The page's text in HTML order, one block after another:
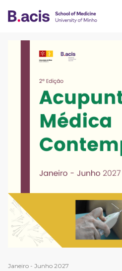
Janeiro - Junho 2027